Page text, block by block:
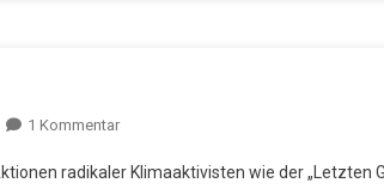
1 KommentarZu
Statt
radikaler Klimaaktivisten wie der „Letzten